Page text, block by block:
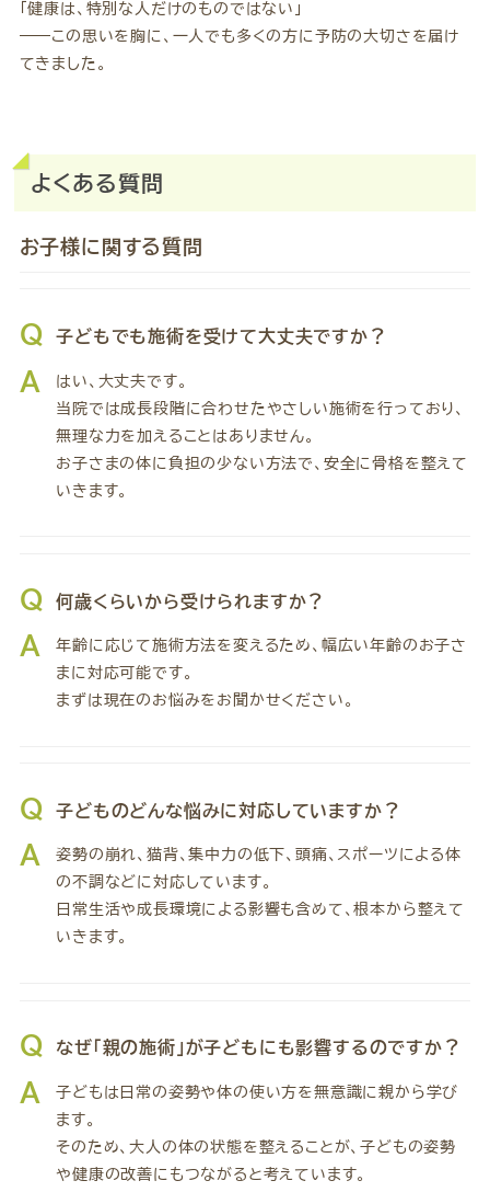
「健康は、特別な人だけのものではない」
――この思いを胸に、一人でも多くの方に予防の大切さを届け
てきました。
よくある質問
お子様に関する質問
Q 子どもでも施術を受けて大丈夫ですか？
A
はい、大丈夫です。
当院では成長段階に合わせたやさしい施術を行っており、
無理な力を加えることはありません。
お子さまの体に負担の少ない方法で、安全に骨格を整えて
いきます。
Q 何歳くらいから受けられますか？
A
年齢に応じて施術方法を変えるため、幅広い年齢のお子さ
まに対応可能です。
まずは現在のお悩みをお聞かせください。
Q 子どものどんな悩みに対応していますか？
A
姿勢の崩れ、猫背、集中力の低下、頭痛、スポーツによる体
の不調などに対応しています。
日常生活や成長環境による影響も含めて、根本から整えて
いきます。
Q なぜ「親の施術」が子どもにも影響するのですか？
A
子どもは日常の姿勢や体の使い方を無意識に親から学び
ます。
そのため、大人の体の状態を整えることが、子どもの姿勢
や健康の改善にもつながると考えています。